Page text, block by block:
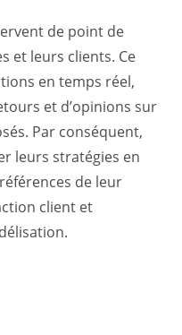
de point de
et leurs clients. Ce
en temps réel,
et d’opinions sur
Par conséquent,
leurs stratégies en
de leur
client et